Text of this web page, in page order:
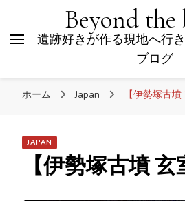
Beyond the
遺跡好きが作る現地へ行
ブログ
ホーム Japan 【伊勢塚古墳
JAPAN
【伊勢塚古墳 玄